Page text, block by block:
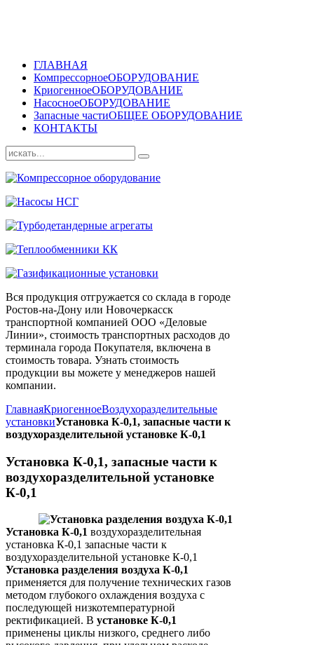
ГЛАВНАЯ
КомпрессорноеОБОРУДОВАНИЕ
КриогенноеОБОРУДОВАНИЕ
НасосноеОБОРУДОВАНИЕ
Запасные частиОБЩЕЕ ОБОРУДОВАНИЕ
КОНТАКТЫ
Вся продукция отгружается со склада в городе
Ростов-на-Дону или Новочеркасск
транспортной компанией ООО «Деловые
Линии», стоимость транспортных расходов до
терминала города Покупателя, включена в
стоимость товара. Узнать стоимость
продукции вы можете у менеджеров нашей
компании.
ГлавнаяКриогенноеВоздухоразделительные
установкиУстановка К-0,1, запасные части к
воздухоразделительной установке К-0,1
Установка К-0,1, запасные части к
воздухоразделительной установке
К-0,1
Установка К-0,1 воздухоразделительная
установка К-0,1 запасные части к
воздухоразделительной установке К-0,1
Установка разделения воздуха К-0,1
применяется для получение технических газов
методом глубокого охлаждения воздуха с
последующей низкотемпературной
ректификацией. В установке К-0,1
применены циклы низкого, среднего либо